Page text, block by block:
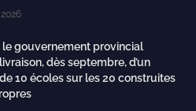
le gouvernement provincial
dès septembre, d’un
10 écoles sur les 20 construites